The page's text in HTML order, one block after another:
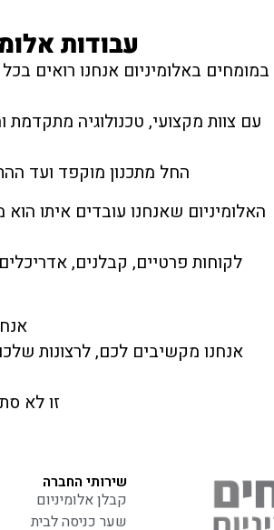
עבודות
במומחים באלומיניום אנחנו רואים
עם צוות מקצועי, טכנולוגיה
החל מתכנון מוקפד ועד
האלומיניום שאנחנו עובדים איתו
לקוחות פרטיים, קבלנים,
אנחנו מקשיבים לכם, לרצונות
זו לא
שירותי החברה
קבלן אלומיניום
שער כניסה לבית